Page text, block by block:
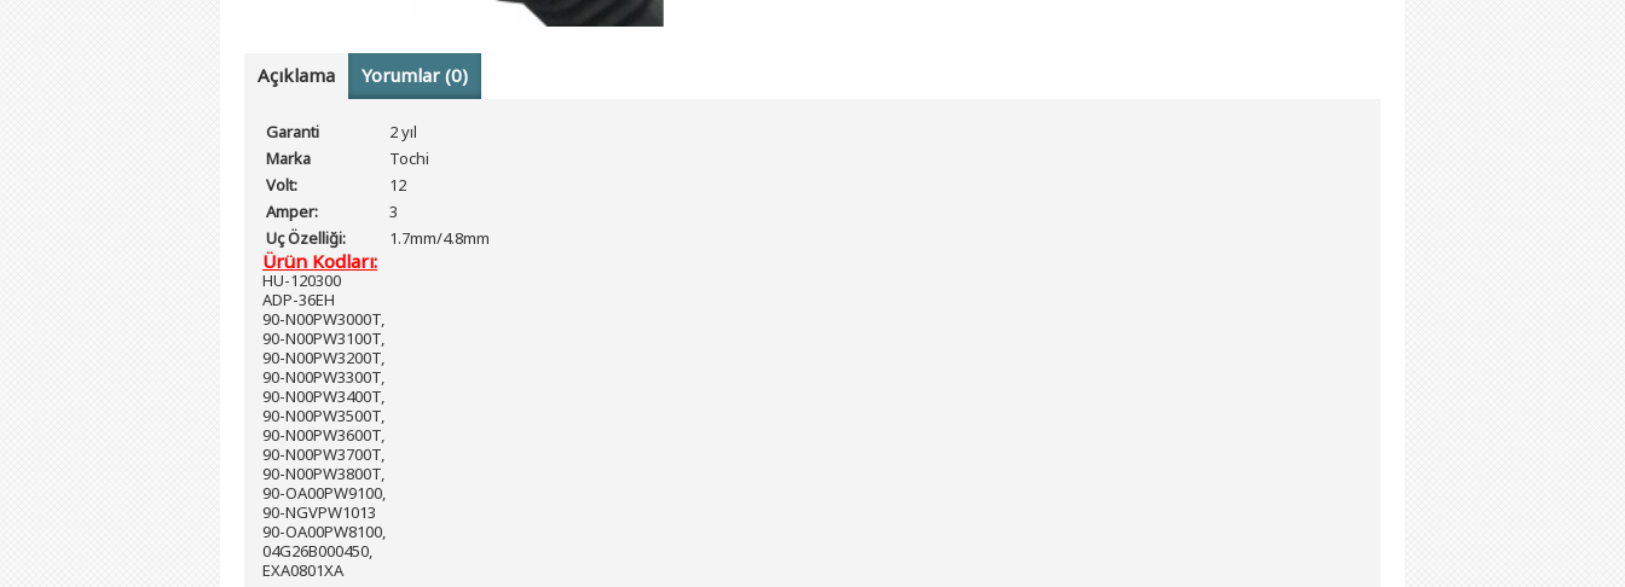
Açıklama Yorumlar (0)
Garanti
2 yıl
Marka
Tochi
Volt:
12
Amper:
3
Uç Özelliği:
1.7mm/4.8mm
Ürün Kodları:
HU-120300
ADP-36EH
90-N00PW3000T,
90-N00PW3100T,
90-N00PW3200T,
90-N00PW3300T,
90-N00PW3400T,
90-N00PW3500T,
90-N00PW3600T,
90-N00PW3700T,
90-N00PW3800T,
90-OA00PW9100,
90-NGVPW1013
90-OA00PW8100,
04G26B000450,
EXA0801XA